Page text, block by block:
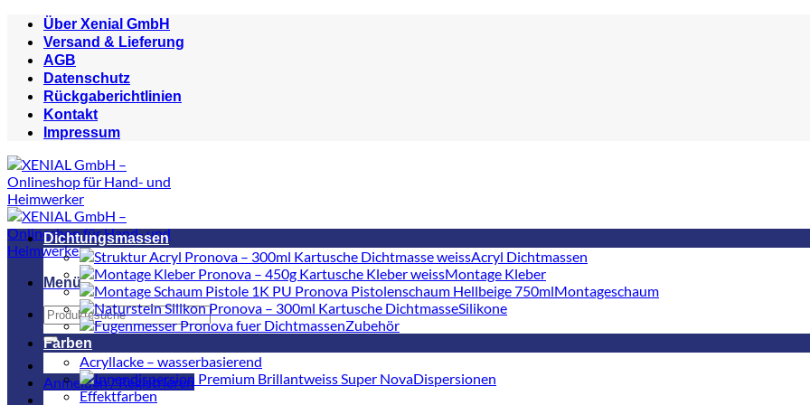
Zum
Inhalt
springen
Über Xenial GmbH
Versand & Lieferung
AGB
Datenschutz
Rückgaberichtlinien
Kontakt
Impressum
Menü
Suchen
nach:
Anmelden / Registrieren
Dichtungsmassen
Acryl Dichtmassen
Montage Kleber
Montageschaum
Silikone
Zubehör
Farben
Acryllacke – wasserbasierend
Dispersionen
Effektfarben